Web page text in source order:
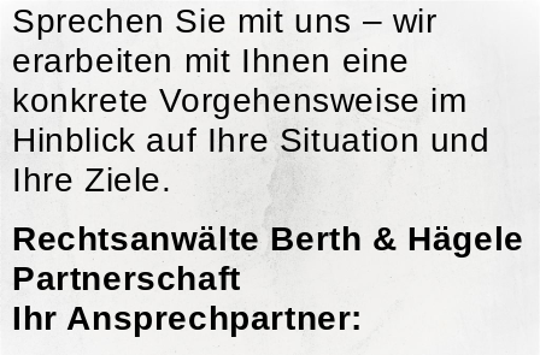
Sprechen Sie mit uns – wir
erarbeiten mit Ihnen eine
konkrete Vorgehensweise im
Hinblick auf Ihre Situation und
Ihre Ziele.
Rechtsanwälte Berth & Hägele
Partnerschaft
Ihr Ansprechpartner: